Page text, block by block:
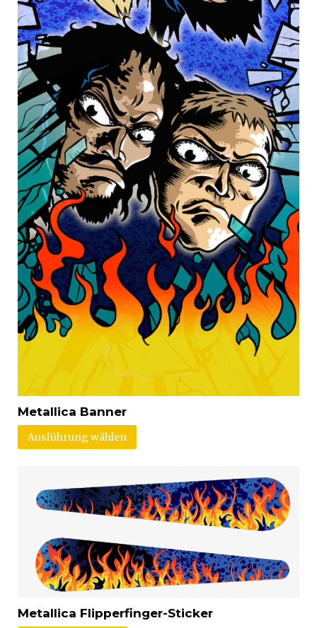
Metallica Banner
Ausführung wählen
Metallica Flipperfinger-Sticker